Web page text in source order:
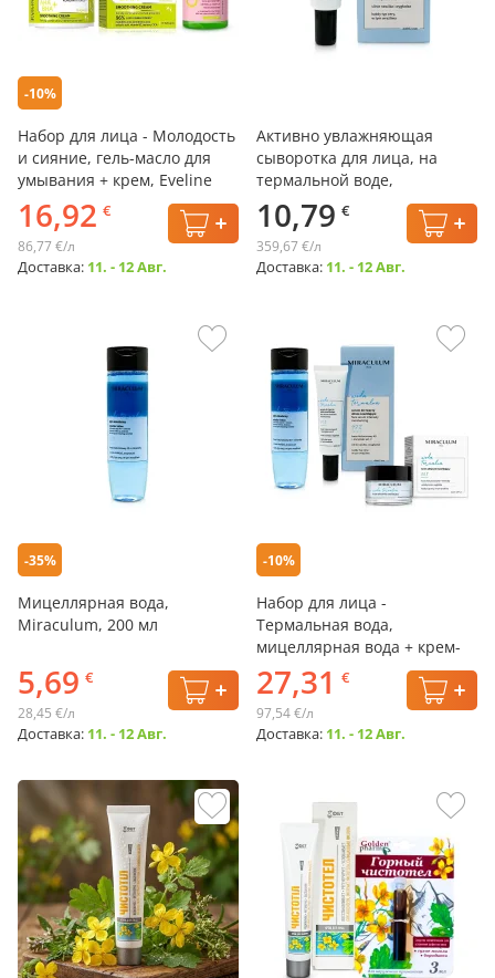
-10%
Набор для лица - Молодость
и сияние, гель-масло для
умывания + крем, Eveline
16,92 €
86,77 €/л
Доставка: 11. - 12 Авг.
Активно увлажняющая
сыворотка для лица, на
термальной воде,
Miraculum, 30 мл
10,79 €
359,67 €/л
Доставка: 11. - 12 Авг.
-35%
Мицеллярная вода,
Miraculum, 200 мл
5,69 €
28,45 €/л
Доставка: 11. - 12 Авг.
-10%
Набор для лица -
Термальная вода,
мицеллярная вода + крем-
маска + сыворотка,
Miraculum
27,31 €
97,54 €/л
Доставка: 11. - 12 Авг.